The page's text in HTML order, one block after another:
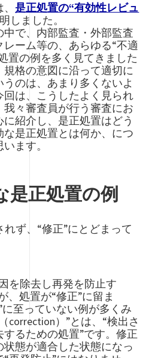
是正処置の“有効性レビュ
しました。
中で、内部監査・外部監査
レーム等の、あらゆる“不適
置の例を多く見てきました
規格の意図に沿って適切に
うのは、あまり多くないよ
回は、こうしたよく見られ
我々審査員が行う審査にお
紹介し、是正処置はどう
な是正処置とは何か、につ
ます。
是正処置の例
ず、“修正”にとどまって
を除去し再発を防止す
、処置が“修正”に留ま
に至っていない例が多くみ
correction）”とは、“検出さ
るための処置”です。修正
態が適合した状態になっ